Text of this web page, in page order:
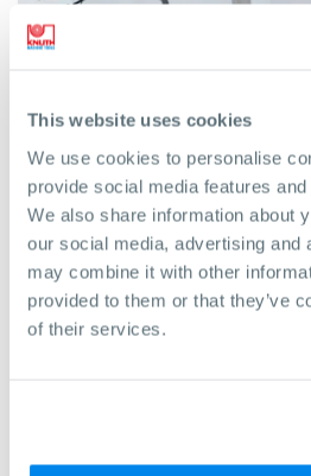
This website uses cookies
We use cookies to personalise
provide social media features
We also share information about
our social media, advertising and
may combine it with other
provided to them or that they’ve
of their services.
Besoin d'aide pour trouver
Nous serons heureux de vous
décision pour atteindre vos
Demande de